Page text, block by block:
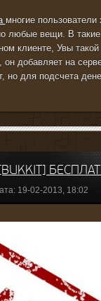
многие пользователи
любые вещи. В
клиенте, Увы
добавляет на
но для подсчета
19-02-2013, 18:02